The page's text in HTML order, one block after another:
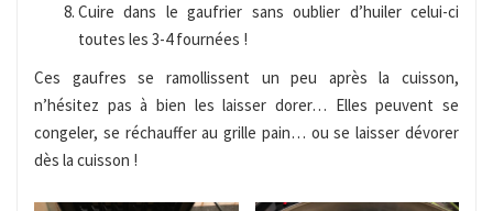
Cuire dans le gaufrier sans oublier d’huiler celui-ci
toutes les 3-4 fournées !
Ces gaufres se ramollissent un peu après la cuisson,
n’hésitez pas à bien les laisser dorer… Elles peuvent se
congeler, se réchauffer au grille pain… ou se laisser dévorer
dès la cuisson !